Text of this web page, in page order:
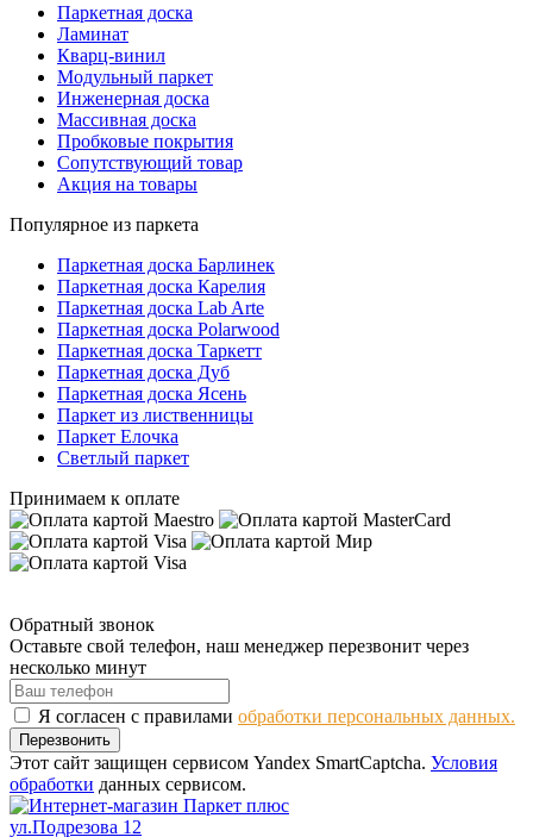
Паркетная доска
Ламинат
Кварц-винил
Модульный паркет
Инженерная доска
Массивная доска
Пробковые покрытия
Сопутствующий товар
Акция на товары
Популярное из паркета
Паркетная доска Барлинек
Паркетная доска Карелия
Паркетная доска Lab Arte
Паркетная доска Polarwood
Паркетная доска Таркетт
Паркетная доска Дуб
Паркетная доска Ясень
Паркет из лиственницы
Паркет Елочка
Светлый паркет
Принимаем к оплате
Обратный звонок
Оставьте свой телефон, наш менеджер перезвонит через
несколько минут
Я согласен с правилами обработки персональных данных.
Перезвонить
Этот сайт защищен сервисом Yandex SmartCaptcha. Условия
обработки данных сервисом.
ул.Подрезова 12